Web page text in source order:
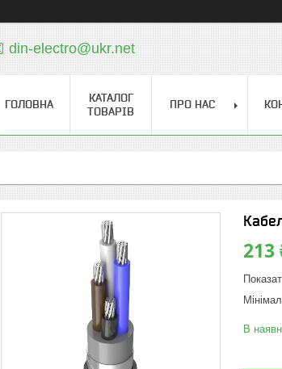
din-electro@ukr.net
ГОЛОВНА
КАТАЛОГ
ТОВАРІВ
ПРО НАС
В